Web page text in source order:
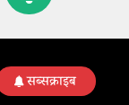
सब्सक्राइब